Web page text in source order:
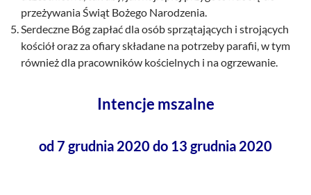
przeżywania Świąt Bożego Narodzenia.
Serdeczne Bóg zapłać dla osób sprzątających i strojących
kościół oraz za ofiary składane na potrzeby parafii, w tym
również dla pracowników kościelnych i na ogrzewanie.
Intencje mszalne
od 7 grudnia 2020 do 13 grudnia 2020